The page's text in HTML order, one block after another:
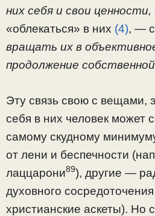
них себя и свои ценности,
«облекаться» в них (4), —
вращать их в
продолжение
Эту связь свою с вещами,
себя в них человек может
самому скудному
от лени и беспечности
лаццарони89), другие —
духовного
христианские аскеты). Но